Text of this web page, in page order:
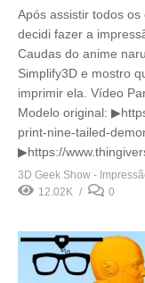
Após assistir todos
decidi fazer a
Caudas do anime
Simplify3D e mostro
imprimir ela. Vídeo
Modelo original:
print-nine-tailed-
▶https://
3D Geek Show -
12.02K
0